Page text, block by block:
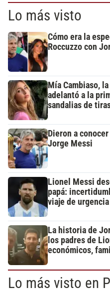
Lo más visto
Cómo era la
Roccuzzo con
Mía Cambiaso,
adelantó a la
sandalias de
Dieron a
Jorge Messi
Lionel Messi
papá:
viaje de
La historia de
los padres de
económicos,
Lo más visto en